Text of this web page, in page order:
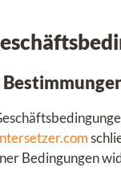
Bedingungen